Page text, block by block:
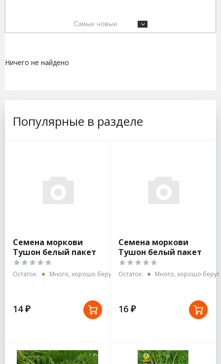
Самые новые
Ничего не найдено
Популярные в разделе
Семена моркови
Тушон белый пакет
Поиск
Остаток: Много, хорошо берут
14 ₽
Семена моркови
Тушон белый пакет
Аэлита
Остаток: Много, хорошо берут
16 ₽